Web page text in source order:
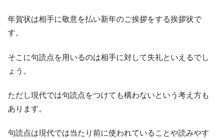
年賀状は相手に敬意を払い新年のご挨拶をする挨拶状で
す。
そこに句読点を用いるのは相手に対して失礼といえるでし
ょう。
ただし現代では句読点をつけても構わないという考え方も
あります。
句読点は現代では当たり前に使われていることや読みやす